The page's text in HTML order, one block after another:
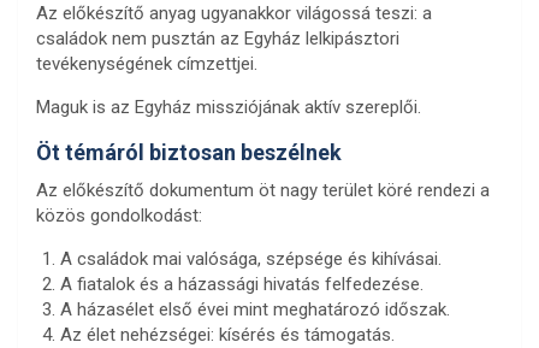
Az előkészítő anyag ugyanakkor világossá teszi: a
családok nem pusztán az Egyház lelkipásztori
tevékenységének címzettjei.
Maguk is az Egyház missziójának aktív szereplői.
Öt témáról biztosan beszélnek
Az előkészítő dokumentum öt nagy terület köré rendezi a
közös gondolkodást:
A családok mai valósága, szépsége és kihívásai.
A fiatalok és a házassági hivatás felfedezése.
A házasélet első évei mint meghatározó időszak.
Az élet nehézségei: kísérés és támogatás.